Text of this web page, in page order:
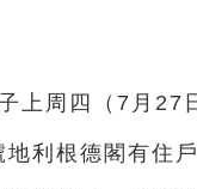
上周四（7月27
利根德閣有住